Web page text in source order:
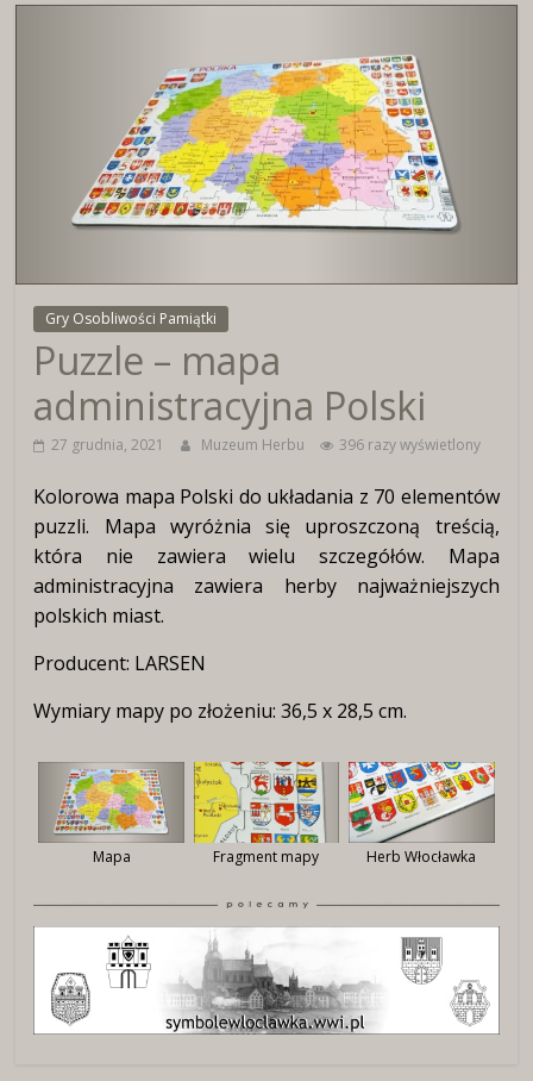
Włocławka
Włocławka
Gry Osobliwości Pamiątki
Puzzle – mapa
administracyjna Polski
27 grudnia, 2021 Muzeum Herbu 396 razy wyświetlony
Kolorowa mapa Polski do układania z 70 elementów
puzzli. Mapa wyróżnia się uproszczoną treścią,
która nie zawiera wielu szczegółów. Mapa
administracyjna zawiera herby najważniejszych
polskich miast.
Producent: LARSEN
Wymiary mapy po złożeniu: 36,5 x 28,5 cm.
Mapa Fragment mapy Herb Włocławka